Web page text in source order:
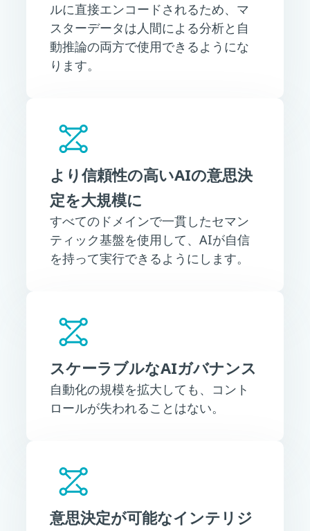
ルに直接エンコードされるため、マ
スターデータは人間による分析と自
動推論の両方で使用できるようにな
ります。
より信頼性の高いAIの意思決
定を大規模に
すべてのドメインで一貫したセマン
ティック基盤を使用して、AIが自信
を持って実行できるようにします。
スケーラブルなAIガバナンス
自動化の規模を拡大しても、コント
ロールが失われることはない。
意思決定が可能なインテリジ